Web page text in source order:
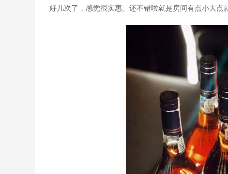
好几次了，感觉很实惠。还不错啦就是房间有点小大